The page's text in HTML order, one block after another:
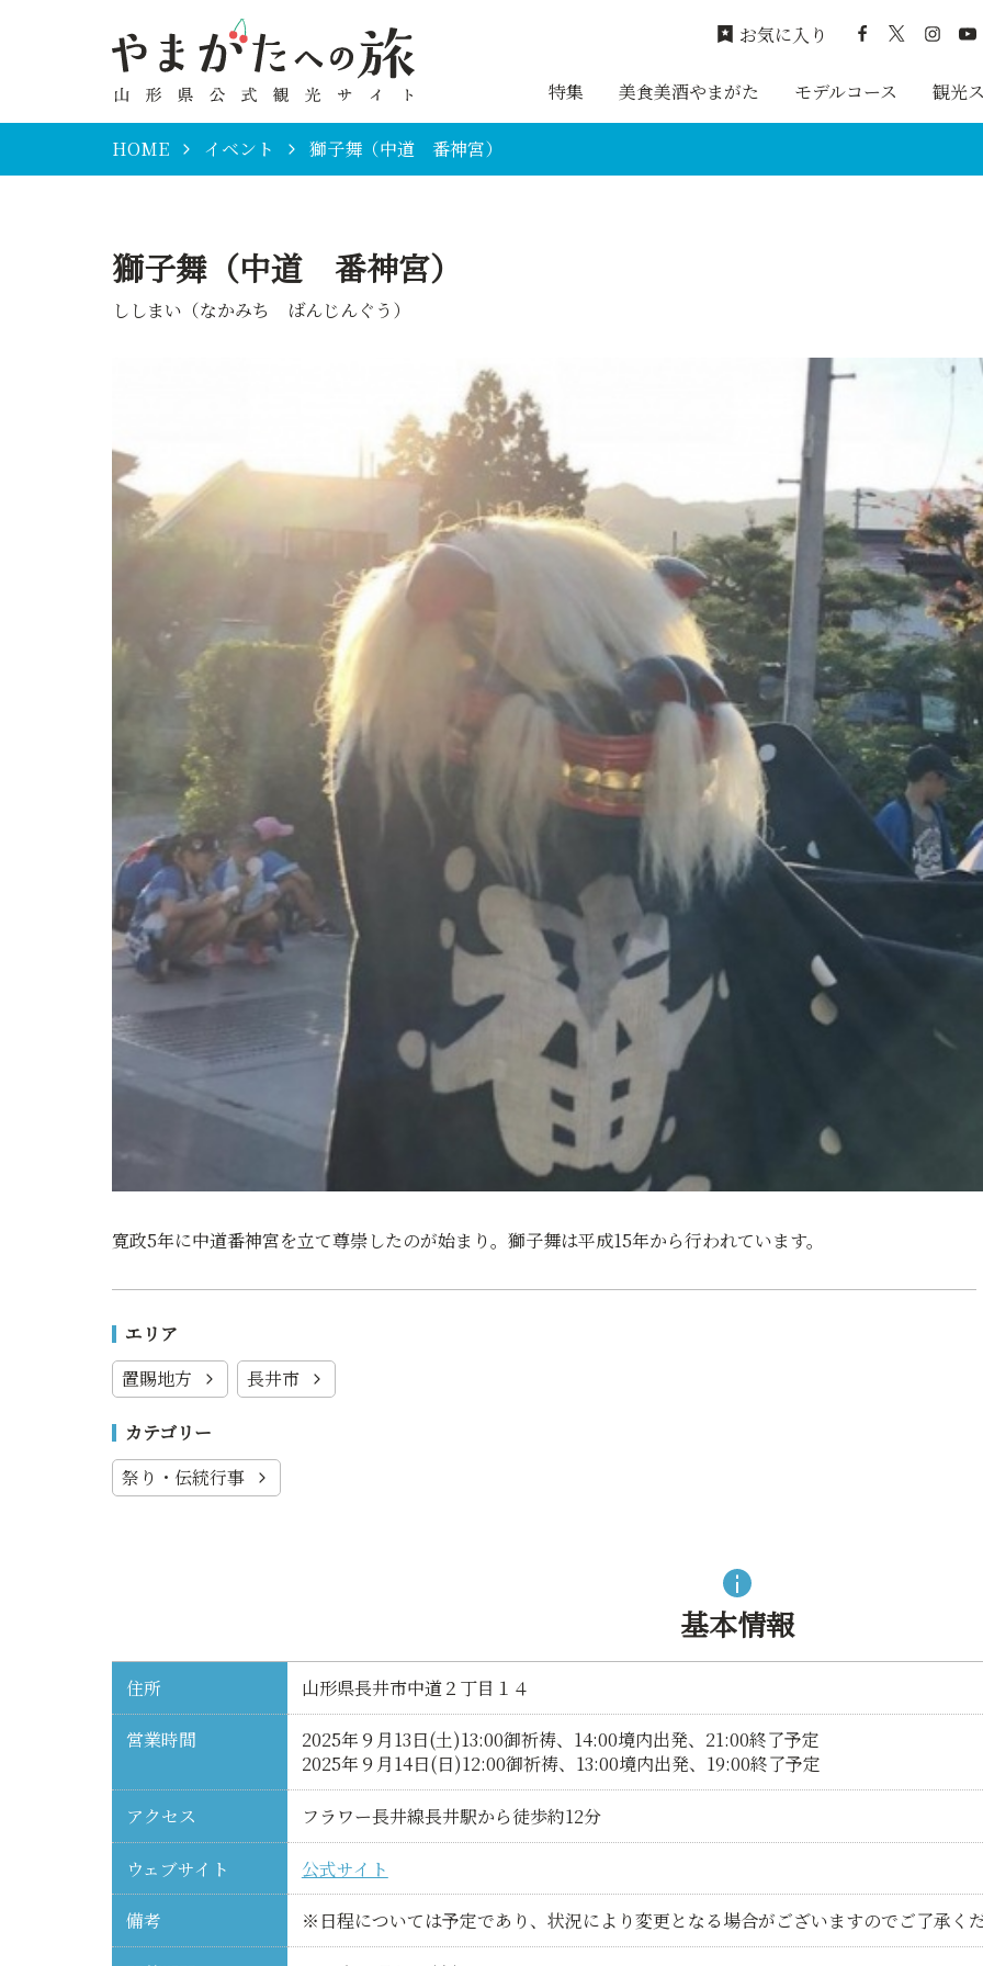
特集 美食美酒やまがた モデルコース 観光
お気に入り
HOME イベント 獅子舞（中道 番神宮）
獅子舞（中道 番神宮）
ししまい（なかみち ばんじんぐう）
寛政5年に中道番神宮を立て尊崇したのが始まり。獅子舞は平成15年から行われています。
エリア
置賜地方
長井市
カテゴリー
祭り・伝統行事
基本情報
住所 山形県長井市中道２丁目１４
営業時間
2025年９月13日(土)13:00御祈祷、14:00境内出発、21:00終了予定
2025年９月14日(日)12:00御祈祷、13:00境内出発、19:00終了予定
アクセス フラワー長井線長井駅から徒歩約12分
ウェブサイト 公式サイト
備考 ※日程については予定であり、状況により変更となる場合がございますのでご了承く